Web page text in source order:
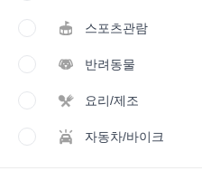
스포츠관람
반려동물
요리/제조
자동차/바이크